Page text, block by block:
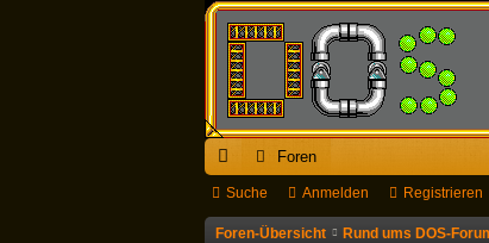
ch
ne
Foren
Suche Anmelden Registrieren
Foren-Übersicht Rund ums DOS-